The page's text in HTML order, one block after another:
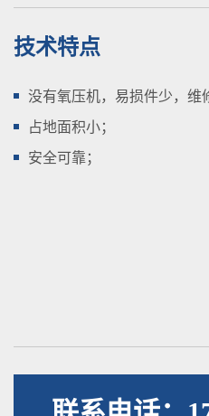
技术特点
没有氧压机，易损件少，维
占地面积小；
安全可靠；